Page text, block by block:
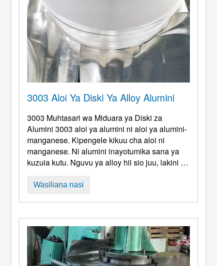
3003 Aloi Ya Diski Ya Alloy Alumini
3003 Muhtasari wa Miduara ya Diski za
Alumini 3003 aloi ya alumini ni aloi ya alumini-
manganese. Kipengele kikuu cha aloi ni
manganese. Ni alumini inayotumika sana ya
kuzuia kutu. Nguvu ya alloy hii sio juu, lakini ni
Haiwezi kuimarishwa na matibabu ya joto. Kwa
ya juu ...
Wasiliana nasi